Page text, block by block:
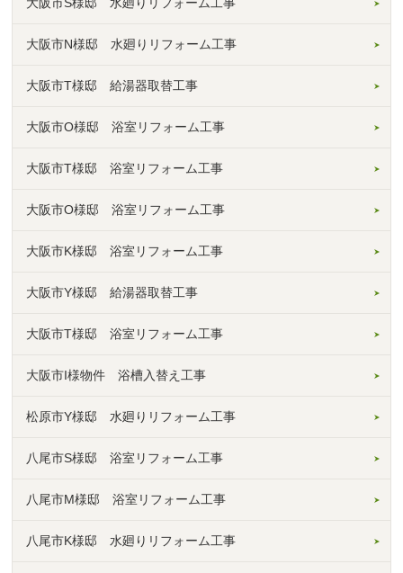
大阪市N様邸 水廻りリフォーム工事
大阪市T様邸 給湯器取替工事
大阪市O様邸 浴室リフォーム工事
大阪市T様邸 浴室リフォーム工事
大阪市O様邸 浴室リフォーム工事
大阪市K様邸 浴室リフォーム工事
大阪市Y様邸 給湯器取替工事
大阪市T様邸 浴室リフォーム工事
大阪市I様物件 浴槽入替え工事
松原市Y様邸 水廻りリフォーム工事
八尾市S様邸 浴室リフォーム工事
八尾市M様邸 浴室リフォーム工事
八尾市K様邸 水廻りリフォーム工事